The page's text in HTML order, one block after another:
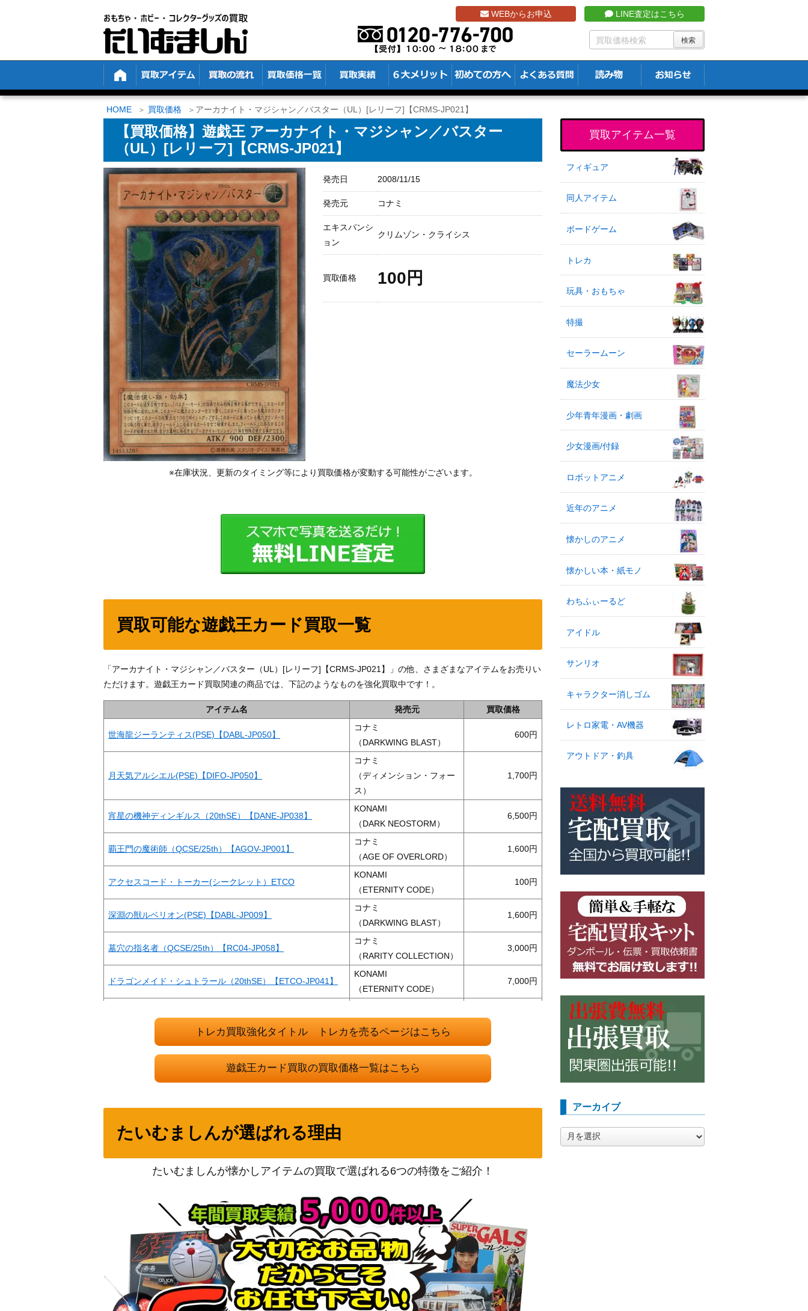
WEBからお申込 LINE査定はこちら
HOME 買取価格 アーカナイト・マジシャン／バスター（UL）[レリーフ]【CRMS-JP021】
【買取価格】遊戯王 アーカナイト・マジシャン／バスター
（UL）[レリーフ]【CRMS-JP021】
発売日 2008/11/15
発売元 コナミ
エキスパンシ
ョン
クリムゾン・クライシス
買取価格 100円
※在庫状況、更新のタイミング等により買取価格が変動する可能性がございます。
買取可能な遊戯王カード買取一覧
「アーカナイト・マジシャン／バスター（UL）[レリーフ]【CRMS-JP021】」の他、さまざまなアイテムをお売りい
ただけます。遊戯王カード買取関連の商品では、下記のようなものを強化買取中です！。
アイテム名 発売元 買取価格
世海龍ジーランティス(PSE)【DABL-JP050】
コナミ
（DARKWING BLAST）
600
月天気アルシエル(PSE)【DIFO-JP050】
コナミ
（ディメンション・フォー
ス）
1,700
宵星の機神ディンギルス（20thSE）【DANE-JP038】
KONAMI
（DARK NEOSTORM）
6,500
覇王門の魔術師（QCSE/25th）【AGOV-JP001】
コナミ
（AGE OF OVERLORD）
1,600
アクセスコード・トーカー(シークレット）ETCO
KONAMI
（ETERNITY CODE）
100
深淵の獣ルベリオン(PSE)【DABL-JP009】
コナミ
（DARKWING BLAST）
1,600
墓穴の指名者（QCSE/25th）【RC04-JP058】
コナミ
（RARITY COLLECTION）
3,000
ドラゴンメイド・シュトラール（20thSE）【ETCO-JP041】
KONAMI
（ETERNITY CODE）
7,000
ファイアウォール・ドラゴン・ダークフルード（20thSE）【C
HIM-JP037】
KONAMI
（CHAOS IMPACT）
コナミ
グレート・モス SP 初期
毒蛇神ヴェノミナーガ（UL）【TAEV-JP013】
（タクティカル・エボリュ
相剣師-莫邪 (PSE) 【BODE-JP003】
コナミ
（BURST OF DESTINY）
星杯の神子イヴ（20thSE）【DANE-JP035】
KONAMI
（DARK NEOSTORM）
50,000
聖アザミナ（QCSE/25th）【SUDA-JP036】
コナミ
（SUPREME DARKNESS）
1,200
コナミ
トレカ買取強化タイトル トレカを売るページはこちら
遊戯王カード買取の買取価格一覧はこちら
たいむましんが選ばれる理由
たいむましんが懐かしアイテムの買取で選ばれる6つの特徴をご紹介！
買取アイテム一覧
フィギュア
同人アイテム
ボードゲーム
トレカ
玩具・おもちゃ
特撮
セーラームーン
魔法少女
少年青年漫画・劇画
少女漫画/付録
ロボットアニメ
近年のアニメ
懐かしのアニメ
懐かしい本・紙モノ
わちふぃーるど
アイドル
サンリオ
キャラクター消しゴム
レトロ家電・AV機器
アウトドア・釣具
アーカイブ
ー